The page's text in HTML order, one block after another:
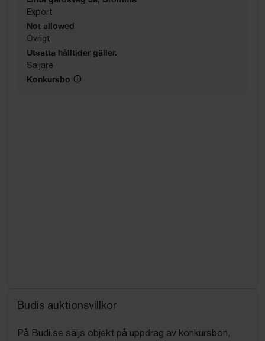
Export
Not allowed
Övrigt
Utsatta hålltider gäller.
Säljare
Konkursbo
Budis auktionsvillkor
På Budi.se säljs objekt på uppdrag av konkursbon,